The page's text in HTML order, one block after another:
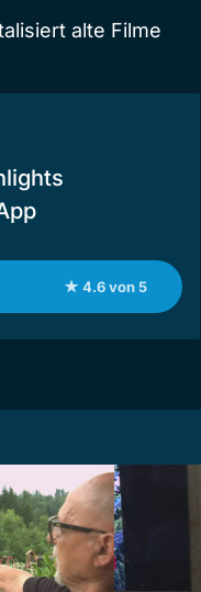
alte Filme
★ 4.6 von 5